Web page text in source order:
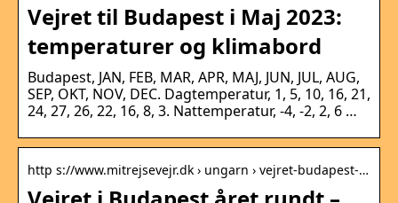
Vejret til Budapest i Maj 2023:
temperaturer og klimabord
Budapest, JAN, FEB, MAR, APR, MAJ, JUN, JUL, AUG,
SEP, OKT, NOV, DEC. Dagtemperatur, 1, 5, 10, 16, 21,
24, 27, 26, 22, 16, 8, 3. Nattemperatur, -4, -2, 2, 6 …
http s://www.mitrejsevejr.dk › ungarn › vejret-budapest-…